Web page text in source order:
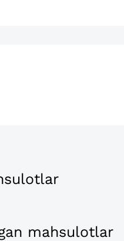
mahsulotlar